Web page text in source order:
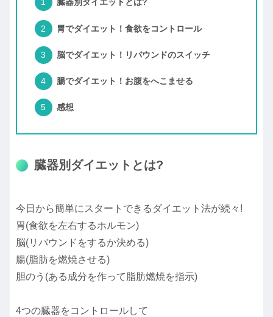
臓器別ダイエットとは?
胃でダイエット！食欲をコントロール
脳でダイエット！リバウンドのスイッチ
腸でダイエット！お腹をへこませる
感想
臓器別ダイエットとは?
今日から簡単にスタートできるダイエット法が続々!
胃(食欲を左右するホルモン)
脳(リバウンドをするか決める)
腸(脂肪を燃焼させる)
胆のう(ある成分を作って脂肪燃焼を指示)
4つの臓器をコントロールして